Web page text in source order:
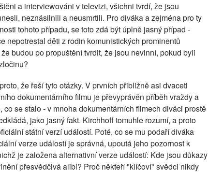
a interviewováni v televizi, všichni tvrdí, že jsou
neznásilnili a neusmrtili. Pro diváka a zejména pro ty
tohoto případu, se toto zdá být úplně jasný případ -
nepotrestal děti z rodin komunistických prominentů
budou po propuštění tvrdit, že jsou nevinní, pokud byli
že řeší tyto otázky. V prvních přibližně asi dvaceti
dokumentárního filmu je převyprávěn příběh vraždy a
co se stalo - v mnoha dokumentárních filmech diváci prostě
jako jasný fakt. Kirchhoff tomuhle rozumí, a proto
státní verzí událostí. Poté, co se mu podaří diváka
verze událostí je správná, upoutá jeho pozornost k
je založena alternativní verze událostí: Kde jsou důkazy
přesvědčivá alibi? Proč někteří "klíčoví" svědci nikdy